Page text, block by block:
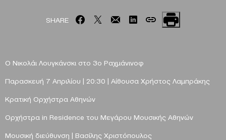
SHARE
Ο Νικολάι Λουγκάνσκι στο 3ο Ραχμάνινοφ
Παρασκευή 7 Απριλίου | 20:30 | Αίθουσα Χρήστος Λαμπράκης
Κρατική Ορχήστρα Αθηνών
Ορχήστρα in Residence του Μεγάρου Μουσικής Αθηνών
Μουσική διεύθυνση | Βασίλης Χριστόπουλος